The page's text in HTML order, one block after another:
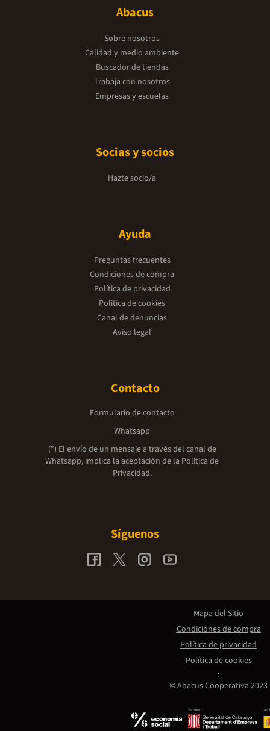
Abacus
Sobre nosotros
Calidad y medio ambiente
Buscador de tiendas
Trabaja con nosotros
Empresas y escuelas
Socias y socios
Hazte socio/a
Ayuda
Preguntas frecuentes
Condiciones de compra
Política de privacidad
Política de cookies
Canal de denuncias
Aviso legal
Contacto
Formulario de contacto
Whatsapp
(*) El envío de un mensaje a través del canal de
Whatsapp, implica la aceptación de la Política de
Privacidad.
Síguenos
Promou:
© Abacus Cooperativa 2023
Mapa del Sitio
Condiciones de compra
Política de privacidad
Política de cookies